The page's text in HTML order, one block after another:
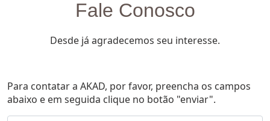
Fale Conosco
Desde já agradecemos seu interesse.
Para contatar a AKAD, por favor, preencha os campos
abaixo e em seguida clique no botão "enviar".